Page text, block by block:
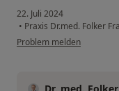
22. Juli 2024
• Praxis Dr.med. Folker
Problem melden